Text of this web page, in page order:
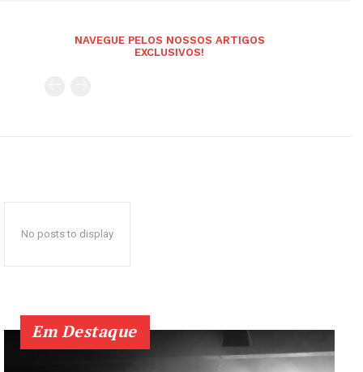
NAVEGUE PELOS NOSSOS ARTIGOS
EXCLUSIVOS!
No posts to display
Em Destaque